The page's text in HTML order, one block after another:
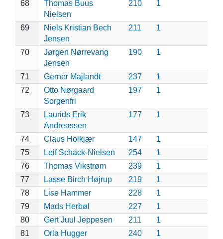
68
Thomas Buus
Nielsen
210 1
69
Niels Kristian Bech
Jensen
211 1
70
Jørgen Nørrevang
Jensen
190 1
71 Gerner Majlandt 237
1
72
Otto Nørgaard
Sorgenfri
197 1
73
Laurids Erik
Andreassen
177 1
74 Claus Holkjær 147
1
75
Leif Schack-Nielsen 254
1
76
Thomas Vikstrøm 239
1
77
Lasse Birch Højrup 219
1
78
Lise Hammer 228
1
79
Mads Herbøl 227
1
80
Gert Juul Jeppesen 211
1
81
Orla Hugger
240 1